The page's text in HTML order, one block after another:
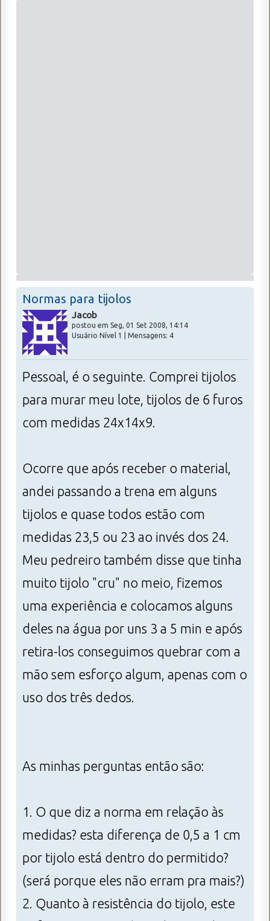
Normas para tijolos
Jacob
postou em Seg, 01 Set 2008, 14:14
Usuário Nível 1 | Mensagens: 4
Pessoal, é o seguinte. Comprei tijolos
para murar meu lote, tijolos de 6 furos
com medidas 24x14x9.
Ocorre que após receber o material,
andei passando a trena em alguns
tijolos e quase todos estão com
medidas 23,5 ou 23 ao invés dos 24.
Meu pedreiro também disse que tinha
muito tijolo "cru" no meio, fizemos
uma experiência e colocamos alguns
deles na água por uns 3 a 5 min e após
retira-los conseguimos quebrar com a
mão sem esforço algum, apenas com o
uso dos três dedos.
As minhas perguntas então são:
1. O que diz a norma em relação às
medidas? esta diferença de 0,5 a 1 cm
por tijolo está dentro do permitido?
(será porque eles não erram pra mais?)
2. Quanto à resistência do tijolo, este